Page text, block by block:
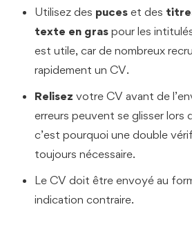
Utilisez des puces et des
texte en gras pour les
est utile, car de nombreux
rapidement un CV.
Relisez votre CV avant de
erreurs peuvent se glisser lors
c’est pourquoi une double
toujours nécessaire.
Le CV doit être envoyé au
indication contraire.